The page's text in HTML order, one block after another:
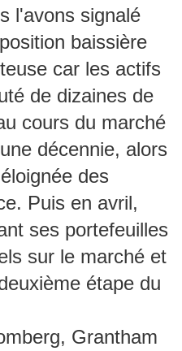
l'avons signalé
baissière
car les actifs
de dizaines de
cours du marché
décennie, alors
des
Puis en avril,
ses portefeuilles
sur le marché et
étape du
Grantham